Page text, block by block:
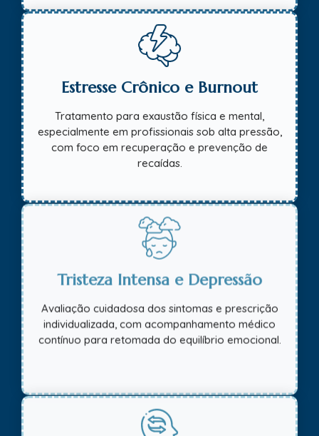
Estresse Crônico e Burnout
Tratamento para exaustão física e mental,
especialmente em profissionais sob alta pressão,
com foco em recuperação e prevenção de
recaídas.
Tristeza Intensa e Depressão
Avaliação cuidadosa dos sintomas e prescrição
individualizada, com acompanhamento médico
contínuo para retomada do equilíbrio emocional.